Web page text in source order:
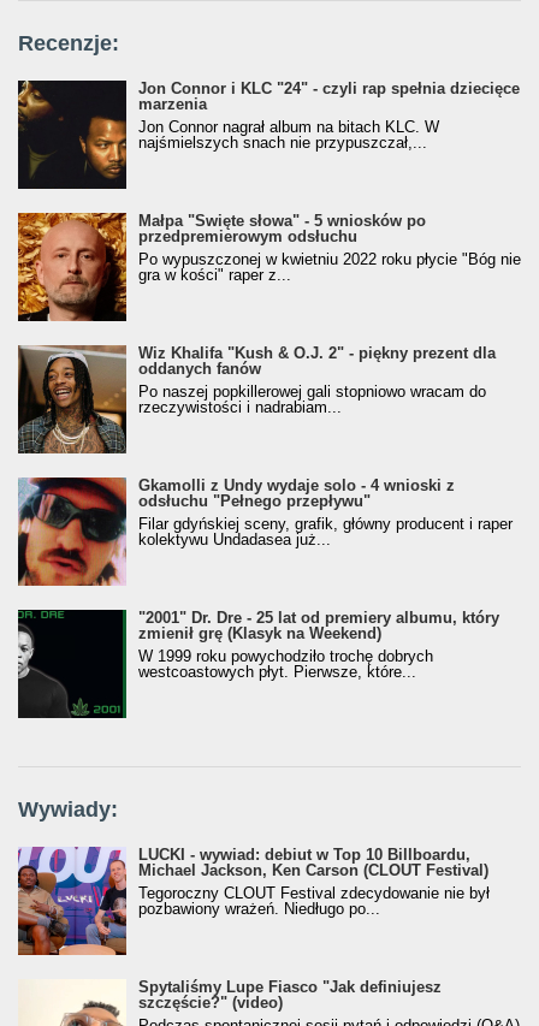
Recenzje:
Jon Connor i KLC "24" - czyli rap spełnia dziecięce
marzenia
Jon Connor nagrał album na bitach KLC. W
najśmielszych snach nie przypuszczał,...
Małpa "Święte słowa" - 5 wniosków po
przedpremierowym odsłuchu
Po wypuszczonej w kwietniu 2022 roku płycie "Bóg nie
gra w kości" raper z...
Wiz Khalifa "Kush & O.J. 2" - piękny prezent dla
oddanych fanów
Po naszej popkillerowej gali stopniowo wracam do
rzeczywistości i nadrabiam...
Gkamolli z Undy wydaje solo - 4 wnioski z
odsłuchu "Pełnego przepływu"
Filar gdyńskiej sceny, grafik, główny producent i raper
kolektywu Undadasea już...
"2001" Dr. Dre - 25 lat od premiery albumu, który
zmienił grę (Klasyk na Weekend)
W 1999 roku powychodziło trochę dobrych
westcoastowych płyt. Pierwsze, które...
Wywiady:
LUCKI - wywiad: debiut w Top 10 Billboardu,
Michael Jackson, Ken Carson (CLOUT Festival)
Tegoroczny CLOUT Festival zdecydowanie nie był
pozbawiony wrażeń. Niedługo po...
Spytaliśmy Lupe Fiasco "Jak definiujesz
szczęście?" (video)